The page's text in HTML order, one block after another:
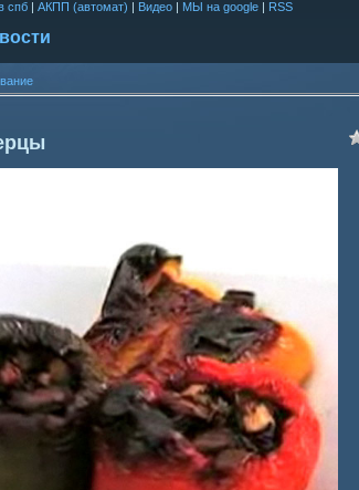
спб| АКПП (автомат) | Видео| МЫ на google| RSS